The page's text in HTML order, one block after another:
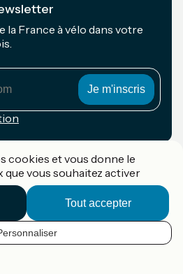
la France à vélo dans votre
cookies et vous donne le
vous souhaitez activer
Tout accepter